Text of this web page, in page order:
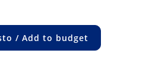
/ Add to budget